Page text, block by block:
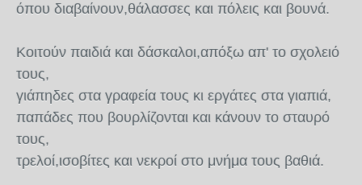
όπου διαβαίνουν,θάλασσες και πόλεις και βουνά.
Κοιτούν παιδιά και δάσκαλοι,απόξω απ' το σχολειό
τους,
γιάπηδες στα γραφεία τους κι εργάτες στα γιαπιά,
παπάδες που βουρλίζονται και κάνουν το σταυρό
τους,
τρελοί,ισοβίτες και νεκροί στο μνήμα τους βαθιά.